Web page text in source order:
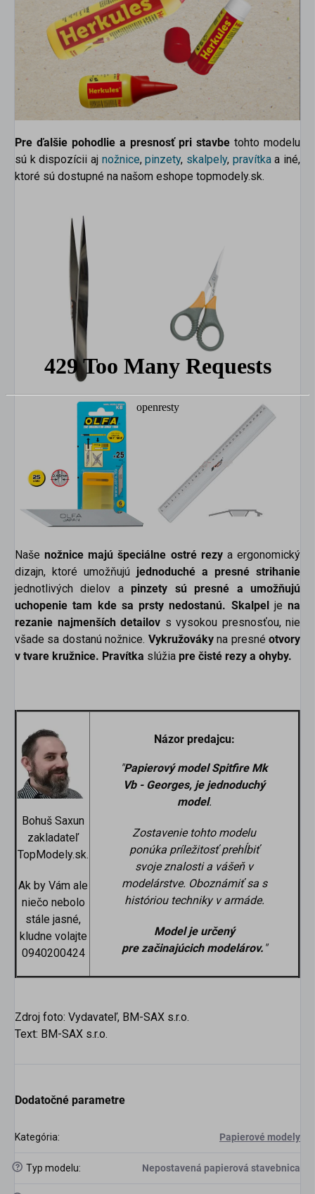
Pre ďalšie pohodlie a presnosť pri stavbe tohto modelu
sú k dispozícii aj nožnice,pinzety, skalpely, pravítkaa iné,
ktoré sú dostupné na našom eshope topmodely.sk.
Našenožnice majú špeciálne ostré rezya ergonomický
dizajn, ktoré umožňujú jednoduché a presné strihanie
jednotlivých dielov a pinzety sú presné a umožňujú
uchopenie tam kde sa prsty nedostanú. Skalpel je na
rezanie najmenších detailov s vysokou presnosťou, nie
všade sa dostanú nožnice. Vykružovákyna presnéotvory
v tvare kružnice. Pravítka slúžia pre čisté rezy a ohyby.
Bohuš Saxun
zakladateľ
TopModely.sk.
Ak by Vám ale
niečo nebolo
stále jasné,
kludne volajte
0940200424
Názor predajcu:
"Papierový model Spitfire Mk
Vb - Georges, je jednoduchý
model.
Zostavenie tohto modelu
ponúka príležitosť prehĺbiť
svoje znalosti a vášeň v
modelárstve. Oboznámiť sa s
históriou techniky v armáde.
Model je určený
prezačinajúcich modelárov. "
Zdroj foto: Vydavateľ, BM-SAX s.r.o.
Text: BM-SAX s.r.o.
Dodatočné parametre
Kategória: Papierové modely
? Typ modelu: Nepostavená papierová stavebnica